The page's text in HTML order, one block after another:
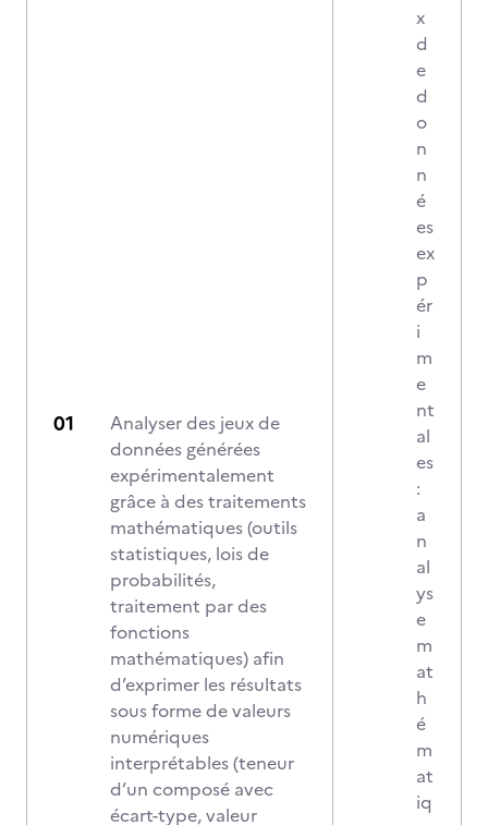
Analyser des jeux de
données générées
expérimentalement
grâce à des traitements
mathématiques (outils
statistiques, lois de
probabilités,
traitement par des
fonctions
mathématiques) afin
d’exprimer les résultats
sous forme de valeurs
numériques
interprétables (teneur
d’un composé avec
écart-type, valeur
x
d
e
d
o
n
n
é
es
ex
p
ér
i
m
e
nt
al
es
:
a
n
al
ys
e
m
at
h
é
m
at
iq